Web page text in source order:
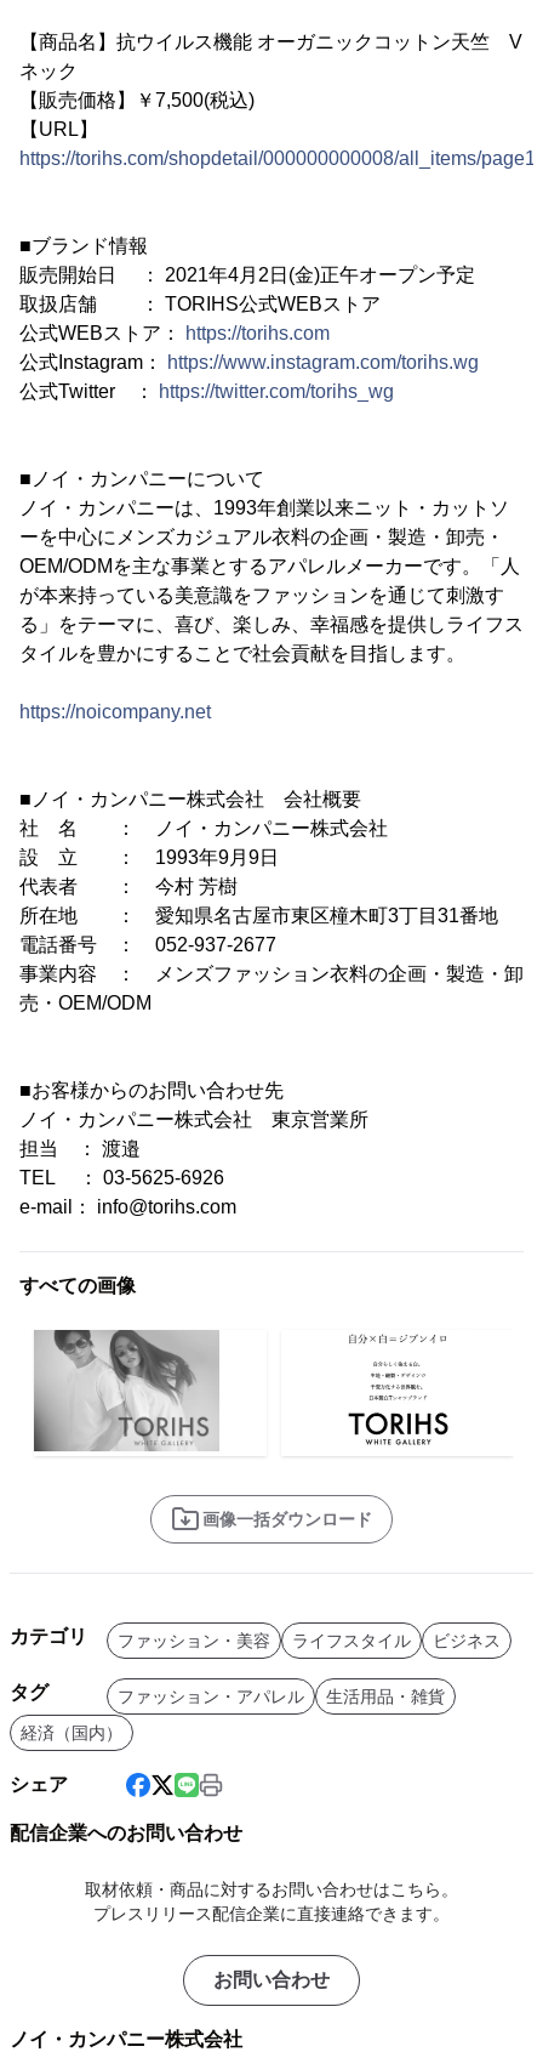
【商品名】抗ウイルス機能 オーガニックコットン天竺 V
ネック
【販売価格】￥7,500(税込)
【URL】
https://torihs.com/shopdetail/000000000008/all_items/
■ブランド情報
販売開始日 ： 2021年4月2日(金)正午オープン予定
取扱店舗 ： TORIHS公式WEBストア
公式WEBストア：
https://torihs.com
公式Instagram：
https://www.instagram.com/torihs.wg
公式Twitter ：
https://twitter.com/torihs_wg
■ノイ・カンパニーについて
ノイ・カンパニーは、1993年創業以来ニット・カットソ
ーを中心にメンズカジュアル衣料の企画・製造・卸売・
OEM/ODMを主な事業とするアパレルメーカーです。「人
が本来持っている美意識をファッションを通じて刺激す
る」をテーマに、喜び、楽しみ、幸福感を提供しライフス
タイルを豊かにすることで社会貢献を目指します。
https://noicompany.net
■ノイ・カンパニー株式会社 会社概要
社 名 ： ノイ・カンパニー株式会社
設 立 ： 1993年9月9日
代表者 ： 今村 芳樹
所在地 ： 愛知県名古屋市東区橦木町3丁目31番地
電話番号 ： 052-937-2677
事業内容 ： メンズファッション衣料の企画・製造・卸
売・OEM/ODM
■お客様からのお問い合わせ先
ノイ・カンパニー株式会社 東京営業所
担当 ： 渡邉
TEL ： 03-5625-6926
e-mail： info@torihs.com
すべての画像
画像一括ダウンロード
カテゴリ ファッション・美容 ライフスタイル ビジネス
タグ ファッション・アパレル
生活用品・雑貨
経済（国内）
シェア
配信企業へのお問い合わせ
取材依頼・商品に対するお問い合わせはこちら。
プレスリリース配信企業に直接連絡できます。
お問い合わせ
ノイ・カンパニー株式会社